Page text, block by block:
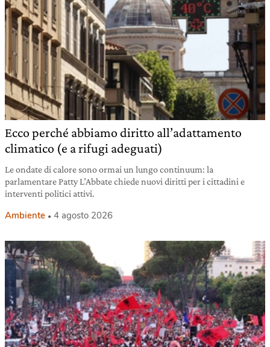
Ecco perché abbiamo diritto all’adattamento
climatico (e a rifugi adeguati)
Le ondate di calore sono ormai un lungo continuum: la
parlamentare Patty L’Abbate chiede nuovi diritti per i cittadini e
interventi politici attivi.
Ambiente 4 agosto 2026